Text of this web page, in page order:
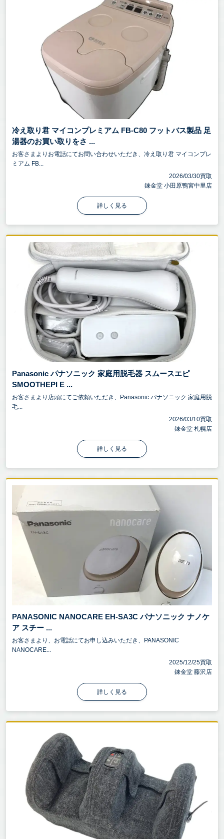
冷え取り君 マイコンプレミアム FB-C80 フットバス製品 足
湯器のお買い取りをさ ...
お客さまよりお電話にてお問い合わせいただき、冷え取り君 マイコンプレ
ミアム FB...
2026/03/30買取
錬金堂 小田原鴨宮中里店
詳しく見る
Panasonic パナソニック 家庭用脱毛器 スムースエピ
SMOOTHEPI E ...
お客さまより店頭にてご依頼いただき、Panasonic パナソニック 家庭用脱
毛...
2026/03/10買取
錬金堂 札幌店
詳しく見る
PANASONIC NANOCARE EH-SA3C パナソニック ナノケ
ア スチー ...
お客さまより、お電話にてお申し込みいただき、PANASONIC
NANOCARE...
2025/12/25買取
錬金堂 藤沢店
詳しく見る